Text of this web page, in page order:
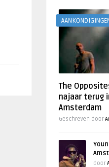
The
najaar terug
Amsterdam
Geschreven door
door